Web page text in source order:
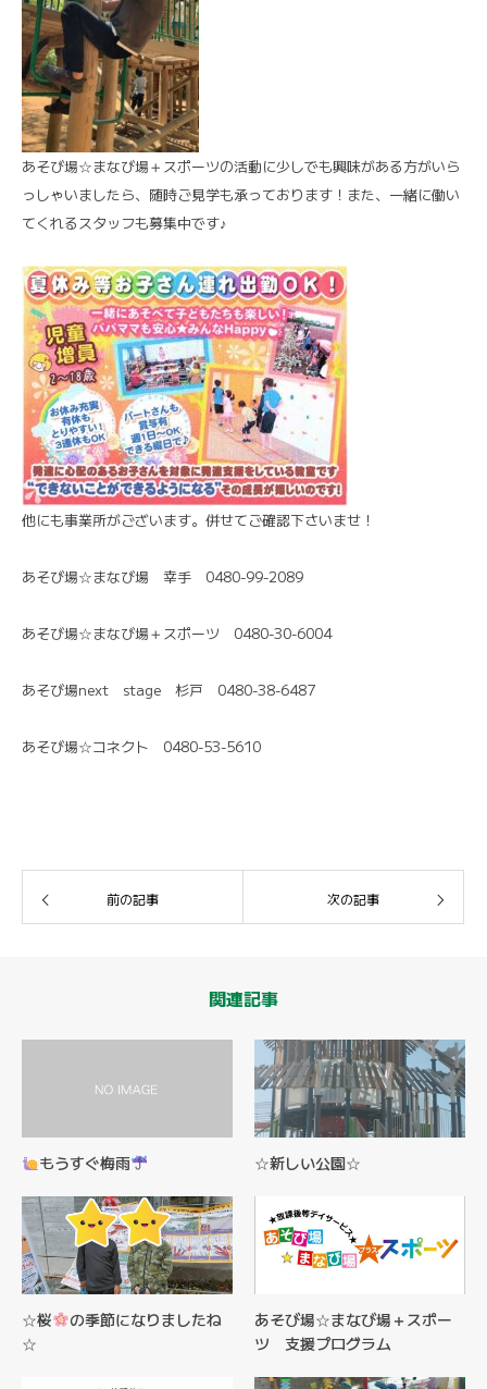
あそび場☆まなび場＋スポーツの活動に少しでも興味がある方がいら
っしゃいましたら、随時ご見学も承っております！また、一緒に働い
てくれるスタッフも募集中です♪
他にも事業所がございます。併せてご確認下さいませ！
あそび場☆まなび場 幸手 0480-99-2089
あそび場☆まなび場＋スポーツ 0480-30-6004
あそび場next stage 杉戸 0480-38-6487
あそび場☆コネクト 0480-53-5610
前の記事 次の記事
関連記事
もうすぐ梅雨 ☆新しい公園☆
☆桜
の季節になりましたね
☆
あそび場☆まなび場＋スポー
ツ 支援プログラム